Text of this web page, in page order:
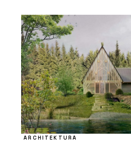
ARCHITEKTURA